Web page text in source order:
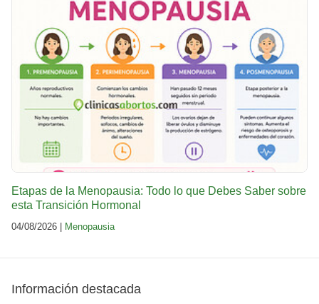
Etapas de la Menopausia: Todo lo que Debes Saber sobre
esta Transición Hormonal
04/08/2026 | Menopausia
Información destacada